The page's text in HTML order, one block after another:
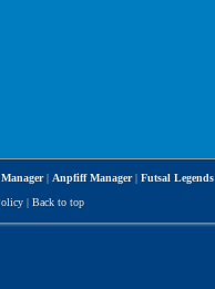
| Anpfiff Manager| Futsal Legends
| Back to top